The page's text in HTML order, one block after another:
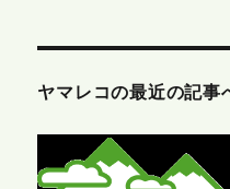
ヤマレコの最近の記事